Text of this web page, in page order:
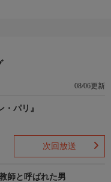
08/06更新
・パリ』
次回放送
師と呼ばれた男